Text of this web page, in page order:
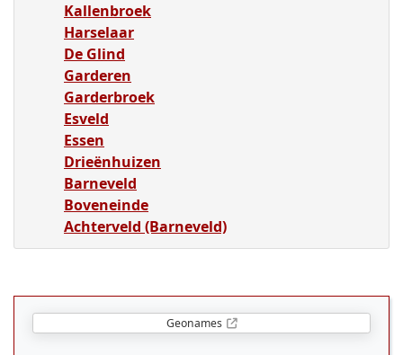
Kallenbroek
Harselaar
De Glind
Garderen
Garderbroek
Esveld
Essen
Drieënhuizen
Barneveld
Boveneinde
Achterveld (Barneveld)
Geonames